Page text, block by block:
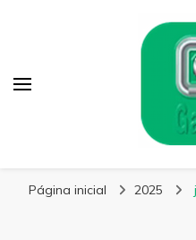
Página inicial 2025